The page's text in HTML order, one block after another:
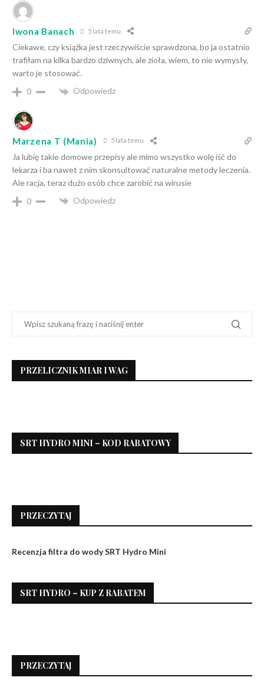
Iwona Banach 5 lata temu
Ciekawe, czy książka jest rzeczywiście sprawdzona, bo ja ostatnio
trafiłam na kilka bardzo dziwnych, ale zioła, wiem, to nie wymysły,
warto je stosować.
0
Odpowiedz
Marzena T (Mania) 5 lata temu
Ja lubię takie domowe przepisy ale mimo wszystko wolę iść do
lekarza i ba nawet z nim skonsultować naturalne metody leczenia.
Ale racja, teraz dużo osób chce zarobić na wirusie
0
Odpowiedz
PRZELICZNIK MIAR I WAG
SRT HYDRO MINI – KOD RABATOWY
PRZECZYTAJ
Recenzja filtra do wody SRT Hydro Mini
SRT HYDRO – KUP Z RABATEM
PRZECZYTAJ